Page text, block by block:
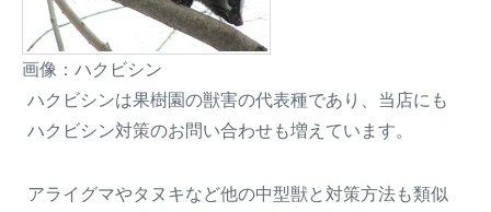
画像：ハクビシン
ハクビシンは果樹園の獣害の代表種であり、当店にも
ハクビシン対策のお問い合わせも増えています。
アライグマやタヌキなど他の中型獣と対策方法も類似